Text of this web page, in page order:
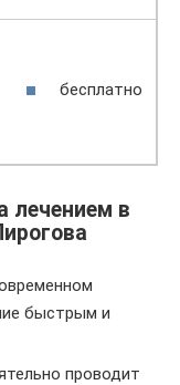
бесплатно
лечением в
быстрым и
проводит